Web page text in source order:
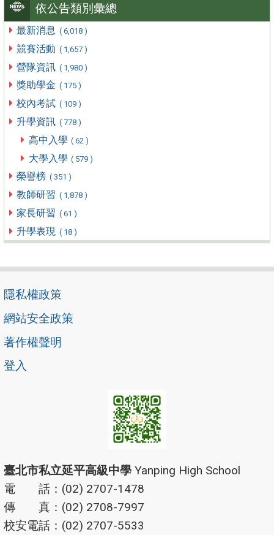
依公告類別彙總
最新消息 ( 6,018 )
競賽活動 ( 1,657 )
營隊資訊 ( 1,980 )
獎助學金 ( 175 )
校內考試 ( 109 )
升學資訊 ( 778 )
高中入學 ( 62 )
大學入學 ( 579 )
榮譽榜 ( 351 )
教師研習 ( 1,878 )
家長研習 ( 61 )
升學表現 ( 18 )
隱私權政策
網站安全政策
著作權聲明
登入
臺北市私立延平高級中學 Yanping High School
電 話：(02) 2707-1478
傳 真：(02) 2708-7997
校安電話：(02) 2707-5533